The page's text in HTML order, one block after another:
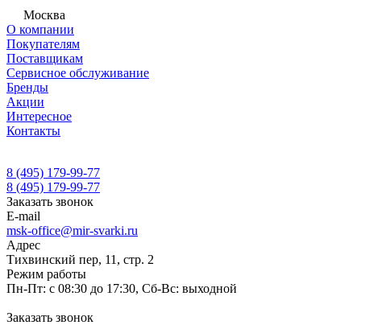
Москва
О компании
Покупателям
Поставщикам
Сервисное обслуживание
Бренды
Акции
Интересное
Контакты
8 (495) 179-99-77
8 (495) 179-99-77
Заказать звонок
E-mail
msk-office@mir-svarki.ru
Адрес
Тихвинский пер, 11, стр. 2
Режим работы
Пн-Пт: с 08:30 до 17:30, Сб-Вс: выходной
Заказать звонок